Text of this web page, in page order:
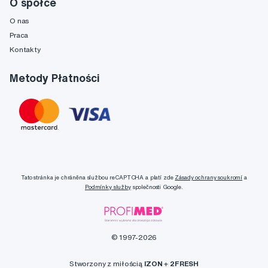
O spółce
O nas
Praca
Kontakty
Metody Płatności
Tato stránka je chráněna službou reCAPTCHA a platí zde Zásady ochrany soukromí a
Podmínky službyspolečnosti Google.
© 1997-2026
Stworzony z miłością IZON + 2FRESH